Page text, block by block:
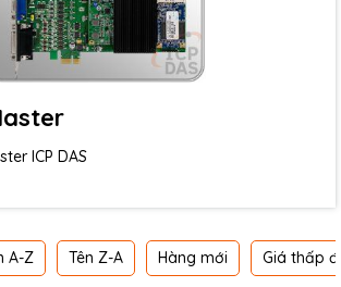
ICP DAS
A-Z Tên Z-A Hàng mới Giá thấp